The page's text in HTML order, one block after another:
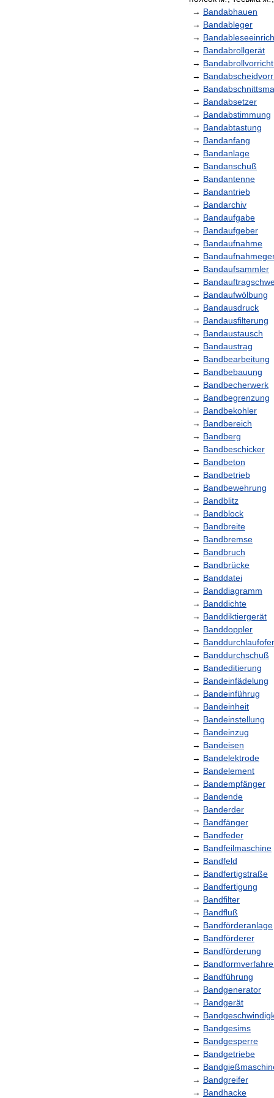
→ Bandabhauen
→ Bandableger
→
→ Bandabrollgerät
→
→
→
→ Bandabsetzer
→ Bandabstimmung
→ Bandabtastung
→ Bandanfang
→ Bandanlage
→ Bandanschuß
→ Bandantenne
→ Bandantrieb
→ Bandarchiv
→ Bandaufgabe
→ Bandaufgeber
→ Bandaufnahme
→
→ Bandaufsammler
→
→ Bandaufwölbung
→ Bandausdruck
→ Bandausfilterung
→ Bandaustausch
→ Bandaustrag
→ Bandbearbeitung
→ Bandbebauung
→ Bandbecherwerk
→ Bandbegrenzung
→ Bandbekohler
→ Bandbereich
→ Bandberg
→ Bandbeschicker
→ Bandbeton
→ Bandbetrieb
→ Bandbewehrung
→ Bandblitz
→ Bandblock
→ Bandbreite
→ Bandbremse
→ Bandbruch
→ Bandbrücke
→ Banddatei
→ Banddiagramm
→ Banddichte
→ Banddiktiergerät
→ Banddoppler
→
→ Banddurchschuß
→ Bandeditierung
→ Bandeinfädelung
→ Bandeinführug
→ Bandeinheit
→ Bandeinstellung
→ Bandeinzug
→ Bandeisen
→ Bandelektrode
→ Bandelement
→ Bandempfänger
→ Bandende
→ Banderder
→ Bandfänger
→ Bandfeder
→ Bandfeilmaschine
→ Bandfeld
→ Bandfertigstraße
→ Bandfertigung
→ Bandfilter
→ Bandfluß
→ Bandförderanlage
→ Bandförderer
→ Bandförderung
→
→ Bandführung
→ Bandgenerator
→ Bandgerät
→
→ Bandgesims
→ Bandgesperre
→ Bandgetriebe
→
→ Bandgreifer
→ Bandhacke